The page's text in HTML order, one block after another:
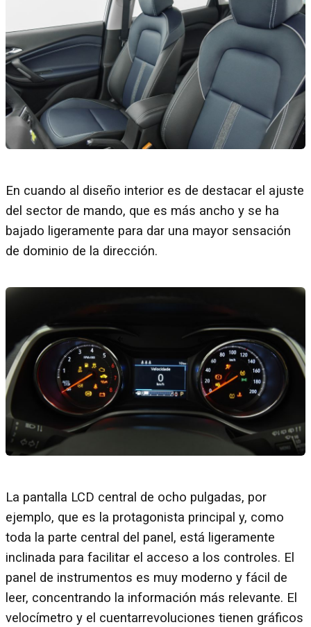
En cuando al diseño interior es de destacar el ajuste
del sector de mando, que es más ancho y se ha
bajado ligeramente para dar una mayor sensación
de dominio de la dirección.
La pantalla LCD central de ocho pulgadas, por
ejemplo, que es la protagonista principal y, como
toda la parte central del panel, está ligeramente
inclinada para facilitar el acceso a los controles. El
panel de instrumentos es muy moderno y fácil de
leer, concentrando la información más relevante. El
velocímetro y el cuentarrevoluciones tienen gráficos